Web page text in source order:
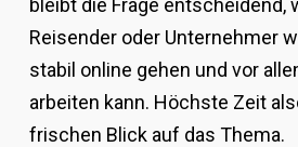
bleibt die Frage entscheidend,
Reisender oder Unternehmer
stabil online gehen und vor
arbeiten kann. Höchste Zeit
frischen Blick auf das Thema.